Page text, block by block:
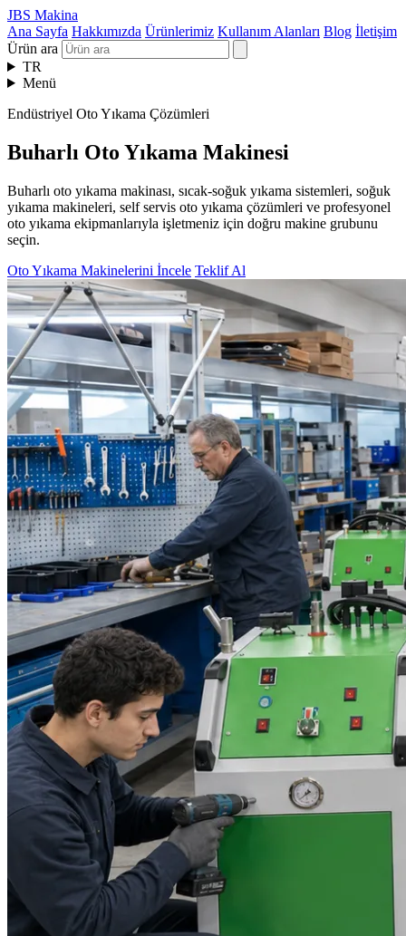
JBS Makina
Ana Sayfa Hakkımızda Ürünlerimiz Kullanım Alanları Blog İletişim
Ürün ara
TR
Menü
Endüstriyel Oto Yıkama Çözümleri
Buharlı Oto Yıkama Makinesi
Buharlı oto yıkama makinası, sıcak-soğuk yıkama sistemleri, soğuk
yıkama makineleri, self servis oto yıkama çözümleri ve profesyonel
oto yıkama ekipmanlarıyla işletmeniz için doğru makine grubunu
seçin.
Oto Yıkama Makinelerini İncele Teklif Al